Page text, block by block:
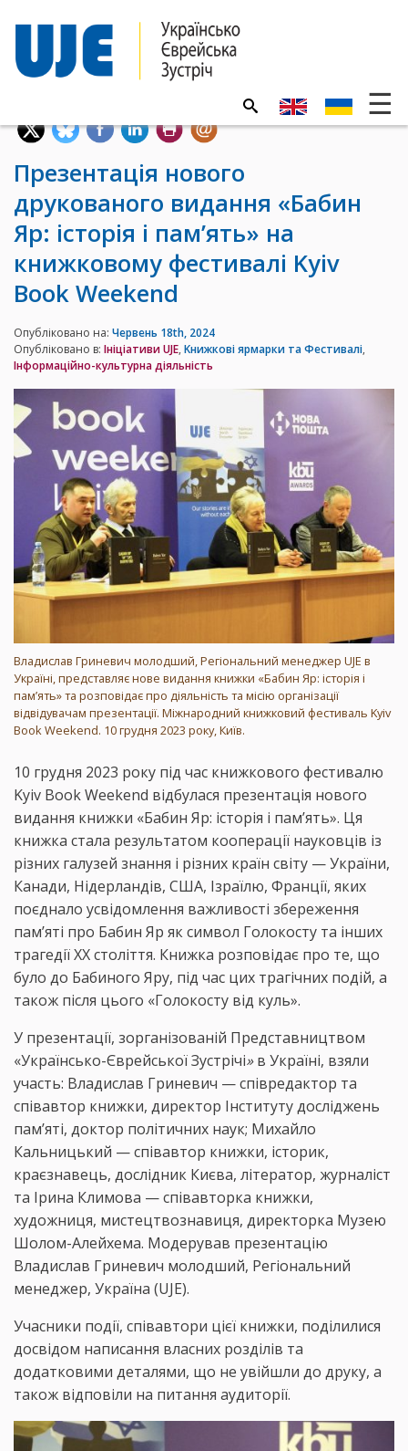
Презентація нового
друкованого видання «Бабин
Яр: історія і пам’ять» на
книжковому фестивалі Kyiv
Book Weekend
Опубліковано на: Червень 18th, 2024
Опубліковано в: Iніціативи UJE, Kнижкові ярмарки та Фестивалі,
Інформаційно-культурна діяльність
Владислав Гриневич молодший, Регіональний менеджер UJE в
Україні, представляє нове видання книжки «Бабин Яр: історія і
пам’ять» та розповідає про діяльність та місію організації
відвідувачам презентації. Міжнародний книжковий фестиваль Kyiv
Book Weekend. 10 грудня 2023 року, Київ.
10 грудня 2023 року під час книжкового фестивалю
Kyiv Book Weekend відбулася презентація нового
видання книжки «Бабин Яр: історія і пам’ять». Ця
книжка стала результатом кооперації науковців із
різних галузей знання і різних країн світу — України,
Канади, Нідерландів, США, Ізраїлю, Франції, яких
поєднало усвідомлення важливості збереження
пам’яті про Бабин Яр як символ Голокосту та інших
трагедії ХХ століття. Книжка розповідає про те, що
було до Бабиного Яру, під час цих трагічних подій, а
також після цього «Голокосту від куль».
У презентації, зорганізованій Представництвом
«Українсько-Єврейської Зустрічі»в Україні, взяли
участь: Владислав Гриневич — співредактор та
співавтор книжки, директор Інституту досліджень
пам’яті, доктор політичних наук; Михайло
Кальницький — співавтор книжки, історик,
краєзнавець, дослідник Києва, літератор, журналіст
та Ірина Климова — співавторка книжки,
художниця, мистецтвознавиця, директорка Музею
Шолом-Алейхема. Модерував презентацію
Владислав Гриневич молодший, Регіональний
менеджер, Україна (UJE).
Учасники події, співавтори цієї книжки, поділилися
досвідом написання власних розділів та
додатковими деталями, що не увійшли до друку, а
також відповіли на питання аудиторії.